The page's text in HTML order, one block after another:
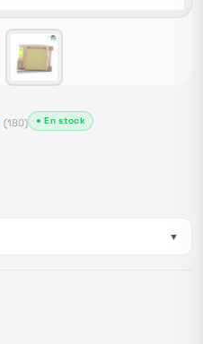
(180) ● En stock
▼